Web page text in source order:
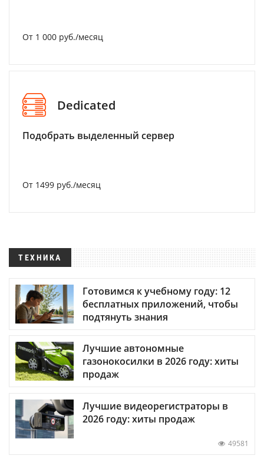
От 1 000 руб./месяц
Dedicated
Подобрать выделенный сервер
От 1499 руб./месяц
ТЕХНИКА
Готовимся к учебному году: 12
бесплатных приложений, чтобы
подтянуть знания
Лучшие автономные
газонокосилки в 2026 году: хиты
продаж
Лучшие видеорегистраторы в
2026 году: хиты продаж
49581